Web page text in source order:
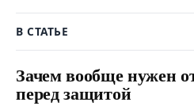
В СТАТЬЕ
Зачем вообще нужен
перед защитой